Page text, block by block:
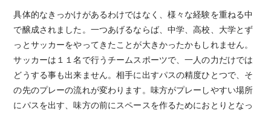
具体的なきっかけがあるわけではなく、様々な経験を重ねる中
で醸成されました。一つあげるならば、中学、高校、大学とず
っとサッカーをやってきたことが大きかったかもしれません。
サッカーは１１名で行うチームスポーツで、一人の力だけでは
どうする事も出来ません。相手に出すパスの精度ひとつで、そ
の先のプレーの流れが変わります。味方がプレーしやすい場所
にパスを出す、味方の前にスペースを作るためにおとりとなっ